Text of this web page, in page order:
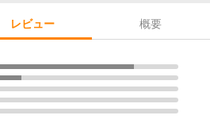
レビュー
概要